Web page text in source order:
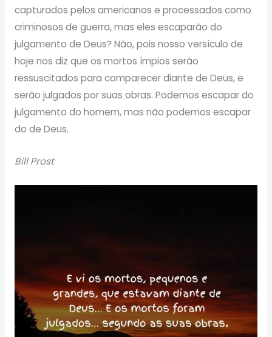
capturados pelos americanos e processados ​​como
criminosos de guerra, mas eles escaparão do
julgamento de Deus? Não, pois nosso versículo de
hoje nos diz que os mortos ímpios serão
ressuscitados para comparecer diante de Deus, e
serão julgados por suas obras. Podemos escapar do
julgamento do homem, mas não podemos escapar
do de Deus.
Bill Prost